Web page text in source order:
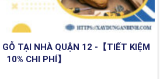
TẠI NHÀ QUẬN 12 -【TIẾT KIỆM
10% CHI PHÍ】